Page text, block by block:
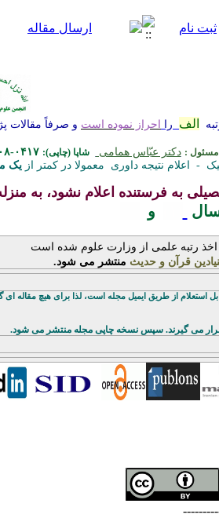
الف را احراز نموده است و صرفاً مقالات
مسئول : دکتر عبّاس همامی شاپا (چاپی): ۰۴۱۷-۲۰۰۸
- اعلام نتیجه داوری معمولا در کمتر از یک
به فرستنده اعلام نشود، به
و
رتبه علمی از وزارت علوم شده است
قرآن و حدیث منتشر می شود.
از طریق ایمیل مجله است، لذا برای هیچ مقاله ای
می گیرند. سپس نسخه چاپی مجله منتشر می شود.